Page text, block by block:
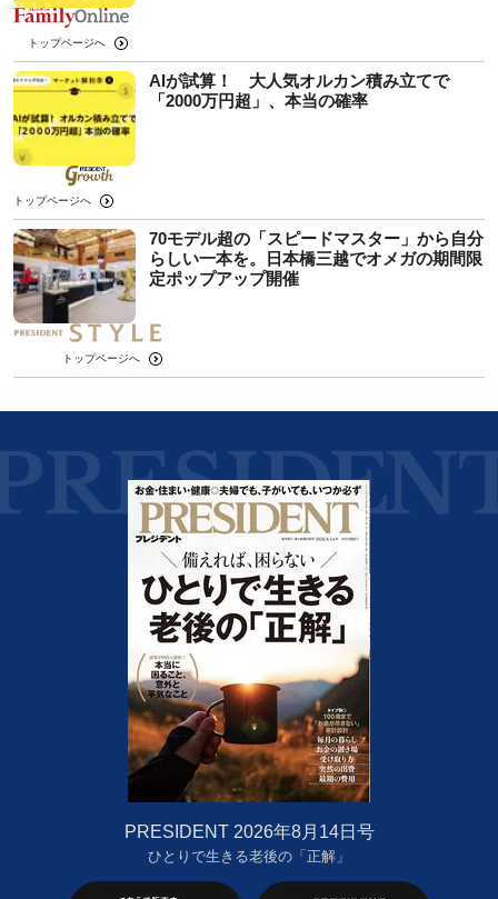
トップページへ
AIが試算！ 大人気オルカン積み立てで
「2000万円超」、本当の確率
トップページへ
70モデル超の「スピードマスター」から自分
らしい一本を。日本橋三越でオメガの期間限
定ポップアップ開催
トップページへ
PRESIDENT 2026年8月14日号
ひとりで生きる老後の「正解」